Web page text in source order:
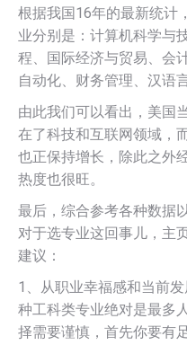
根据我国16年的最新统计
业分别是：计算机科学与
程、国际经济与贸易、会
自动化、财务管理、汉语
由此我们可以看出，美国
在了科技和互联网领域，
也正保持增长，除此之外
热度也很旺。
最后，综合参考各种数据
对于选专业这回事儿，主
建议：
1、从职业幸福感和当前
种工科类专业绝对是最多
择需要谨慎，首先你要有